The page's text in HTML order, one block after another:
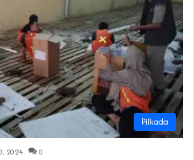
Pilkada
2024 0